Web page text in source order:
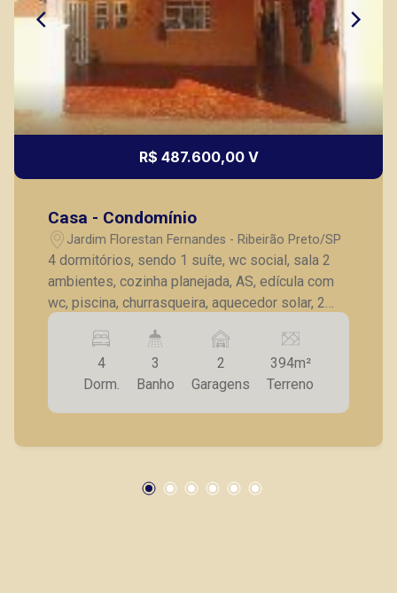
R$ 487.600,00 V
Casa - Condomínio
Jardim Florestan Fernandes - Ribeirão Preto/SP
4 dormitórios, sendo 1 suíte, wc social, sala 2
ambientes, cozinha planejada, AS, edícula com
wc, piscina, churrasqueira, aquecedor solar, 2
vagas garagem.
4
Dorm.
3
Banho
2
Garagens
394m²
Terreno